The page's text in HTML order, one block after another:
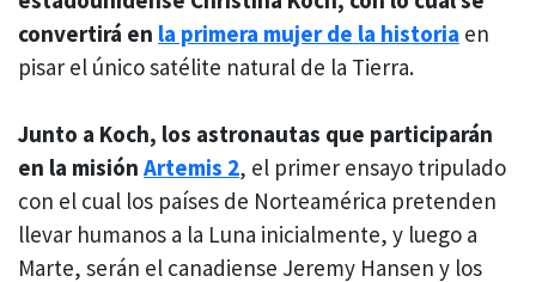
convertirá en la primera mujer de la historia en
pisar el único satélite natural de la Tierra.
Junto a Koch, los astronautas que participarán
en la misión Artemis 2, el primer ensayo tripulado
con el cual los países de Norteamérica pretenden
llevar humanos a la Luna inicialmente, y luego a
Marte, serán el canadiense Jeremy Hansen y los